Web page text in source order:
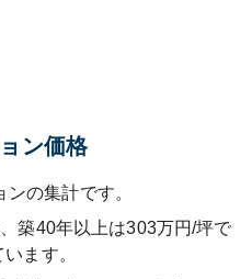
ン価格
ンの集計です。
築40年以上は303万円/坪で
ます。